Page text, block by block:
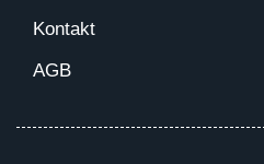
Kontakt
AGB